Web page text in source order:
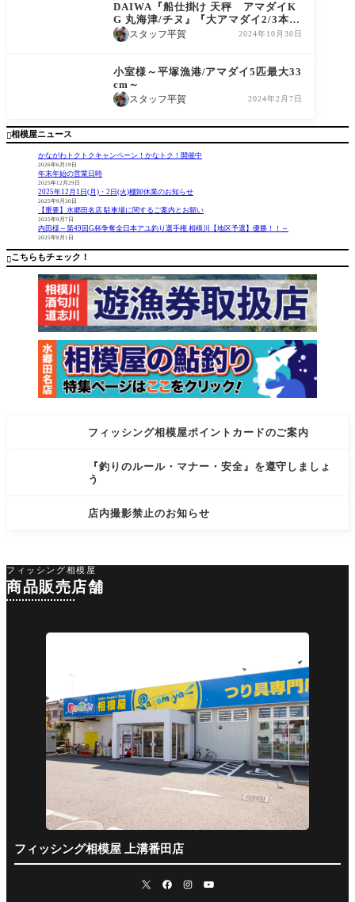
DAIWA『船仕掛け 天秤 アマダイK
G 丸海津/チヌ』『大アマダイ2/3本鈎
仕掛け・2本鈎ガン玉仕様・BIGアマ
ダイ仕掛け』
スタッフ平賀 2024年10月30日
小室様～平塚漁港/アマダイ5匹最大33
cm～
スタッフ平賀 2024年2月7日
相模屋ニュース
かながわトクトクキャンペーン！かなトク！開催中
2026年6月19日
年末年始の営業日時
2025年12月29日
2025年12月1日(月)・2日(火)棚卸休業のお知らせ
2025年9月30日
【重要】水郷田名店 駐車場に関するご案内とお願い
2025年9月7日
内田様～第49回G杯争奪全日本アユ釣り選手権 相模川【地区予選】優勝！！～
2025年8月1日
こちらもチェック！
フィッシング相模屋ポイントカードのご案内
『釣りのルール・マナー・安全』を遵守しましょ
う
店内撮影禁止のお知らせ
フィッシング相模屋
商品販売店舗
フィッシング相模屋 上溝番田店